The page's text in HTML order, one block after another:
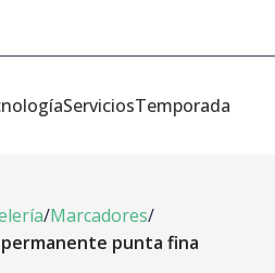
ServiciosTemporada
Marcadores
punta fina